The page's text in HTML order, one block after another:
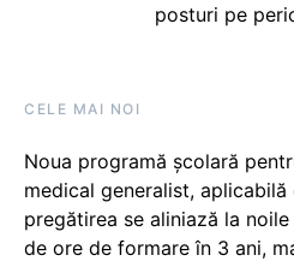
posturi pe
CELE MAI NOI
Noua programă școlară
medical generalist,
pregătirea se aliniază la
de ore de formare în 3 ani,